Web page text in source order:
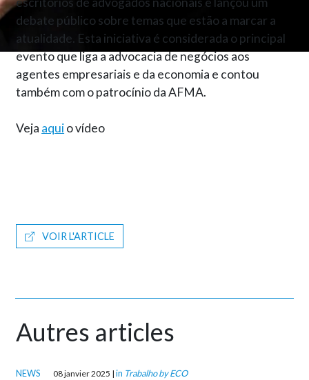
debate público sobre temas que estão a marcar a
atualidade. Esta iniciativa é considerada o principal
evento que liga a advocacia de negócios aos
agentes empresariais e da economia e contou
também com o patrocínio da AFMA.
Veja aquio vídeo
VOIR L'ARTICLE
Autres articles
NEWS 08 janvier 2025 |in Trabalho by ECO